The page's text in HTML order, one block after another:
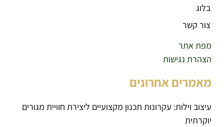
בלוג
צור קשר
מפת אתר
הצהרת נגישות
מאמרים אחרונים
עיצוב וילות: עקרונות תכנון מקצועיים ליצירת חוויית מגורים
יוקרתית